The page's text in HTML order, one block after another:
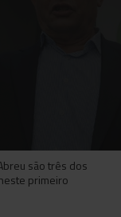
são três dos
primeiro